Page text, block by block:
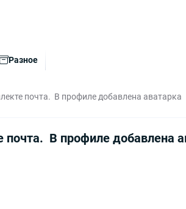
Разное
почта. В профиле добавлена аватарка
В профиле добавлена